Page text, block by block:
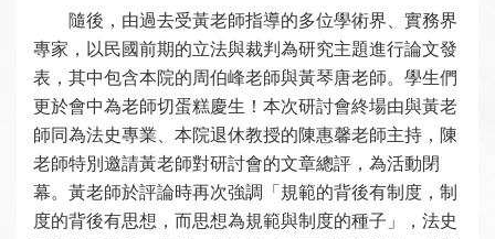
隨後，由過去受黃老師指導的多位學術界、實務界
專家，以民國前期的立法與裁判為研究主題進行論文發
表，其中包含本院的周伯峰老師與黃琴唐老師。學生們
更於會中為老師切蛋糕慶生！本次研討會終場由與黃老
師同為法史專業、本院退休教授的陳惠馨老師主持，陳
老師特別邀請黃老師對研討會的文章總評，為活動閉
幕。黃老師於評論時再次強調「規範的背後有制度，制
度的背後有思想，而思想為規範與制度的種子」，法史